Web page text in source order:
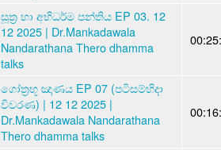
සූත්‍ර හා අභිධර්ම පන්තිය EP 03. 12
12 2025 | Dr.Mankadawala
Nandarathana Thero dhamma
talks
ගෝත්‍රභූ ඤාණය EP 07 (පටිසම්භිදා
විවරණ) | 12 12 2025 |
Dr.Mankadawala Nandarathana
Thero dhamma talks